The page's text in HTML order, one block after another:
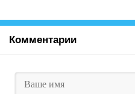
Комментарии